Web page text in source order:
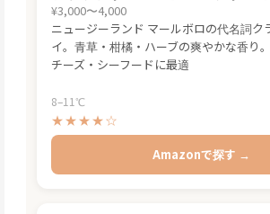
¥3,000〜4,000
ニュージーランド マールボロの代名詞ク
イ。青草・柑橘・ハーブの爽やかな香り
チーズ・シーフードに最適
8–11℃
★★★★☆
Amazonで探す →